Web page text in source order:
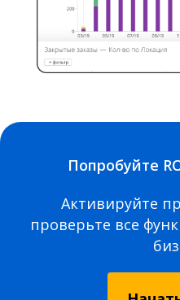
Попробуйте
Активируйте
проверьте все